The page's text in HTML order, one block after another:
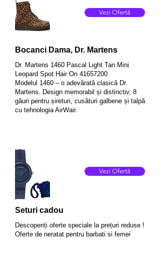
Vezi Ofertă
Bocanci Dama, Dr. Martens
Dr. Martens 1460 Pascal Light Tan Mini
Leopard Spot Hair On 41657200
Modelul 1460 – o adevărată clasică Dr.
Martens. Design memorabil și distinctiv, 8
găuri pentru șireturi, cusături galbene și talpă
cu tehnologia AirWair.
Vezi Ofertă
Seturi cadou
Descoperiți oferte speciale la prețuri reduse !
Oferte de neratat pentru barbati si femei